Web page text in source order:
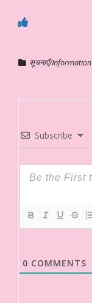
सूचनाएँ/Information
Subscribe
0 COMMENTS